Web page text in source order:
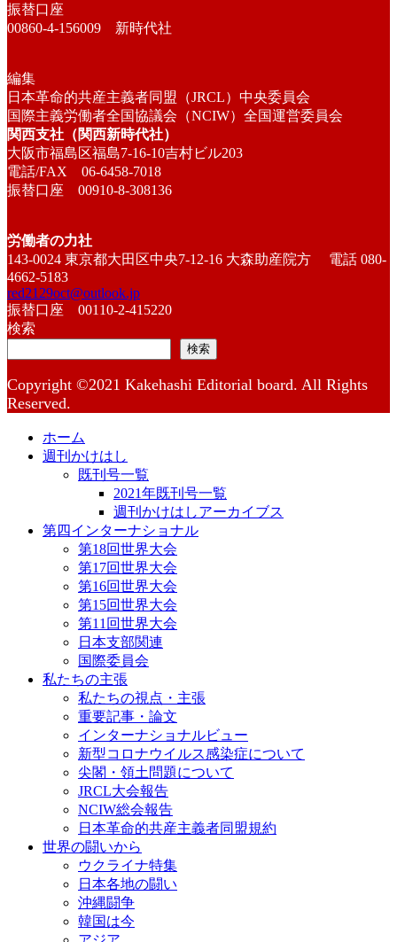
振替口座
00860-4-156009 新時代社
編集
日本革命的共産主義者同盟（JRCL）中央委員会
国際主義労働者全国協議会（NCIW）全国運営委員会
関西支社（関西新時代社）
大阪市福島区福島7-16-10吉村ビル203
電話/FAX 06-6458-7018
振替口座 00910-8-308136
労働者の力社
143-0024 東京都大田区中央7-12-16 大森助産院方 電話 080-
4662-5183
red2129oct@outlook.jp
振替口座 00110-2-415220
検索
検索
Copyright ©2021 Kakehashi Editorial board. All Rights
Reserved.
ホーム
週刊かけはし
既刊号一覧
2021年既刊号一覧
週刊かけはしアーカイブス
第四インターナショナル
第18回世界大会
第17回世界大会
第16回世界大会
第15回世界大会
第11回世界大会
日本支部関連
国際委員会
私たちの主張
私たちの視点・主張
重要記事・論文
インターナショナルビュー
新型コロナウイルス感染症について
尖閣・領土問題について
JRCL大会報告
NCIW総会報告
日本革命的共産主義者同盟規約
世界の闘いから
ウクライナ特集
日本各地の闘い
沖縄闘争
韓国は今